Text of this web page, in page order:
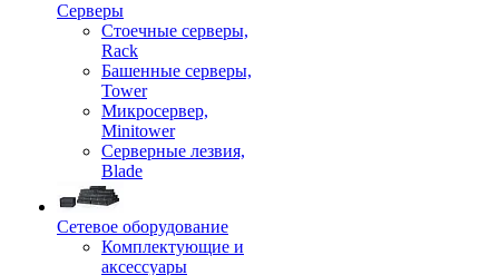
Серверы
Стоечные серверы,
Rack
Башенные серверы,
Tower
Микросервер,
Minitower
Серверные лезвия,
Blade
Сетевое оборудование
Комплектующие и
аксессуары